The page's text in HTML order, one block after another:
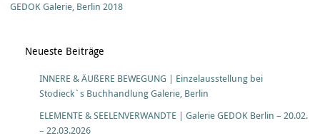
GEDOK Galerie, Berlin 2018
Neueste Beiträge
INNERE & ÄUßERE BEWEGUNG | Einzelausstellung bei
Stodieck`s Buchhandlung Galerie, Berlin
ELEMENTE & SEELENVERWANDTE | Galerie GEDOK Berlin – 20.02.
– 22.03.2026